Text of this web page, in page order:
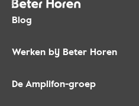
Blog
Werken bij Beter Horen
De Amplifon-groep